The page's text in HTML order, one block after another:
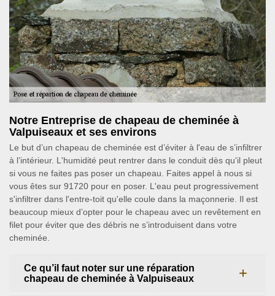
Notre Entreprise de chapeau de cheminée à
Valpuiseaux et ses environs
Le but d’un chapeau de cheminée est d’éviter à l'eau de s’infiltrer
à l’intérieur. L'humidité peut rentrer dans le conduit dès qu'il pleut
si vous ne faites pas poser un chapeau. Faites appel à nous si
vous êtes sur 91720 pour en poser. L'eau peut progressivement
s'infiltrer dans l'entre-toit qu'elle coule dans la maçonnerie. Il est
beaucoup mieux d’opter pour le chapeau avec un revêtement en
filet pour éviter que des débris ne s’introduisent dans votre
cheminée.
Ce qu’il faut noter sur une réparation
chapeau de cheminée à Valpuiseaux